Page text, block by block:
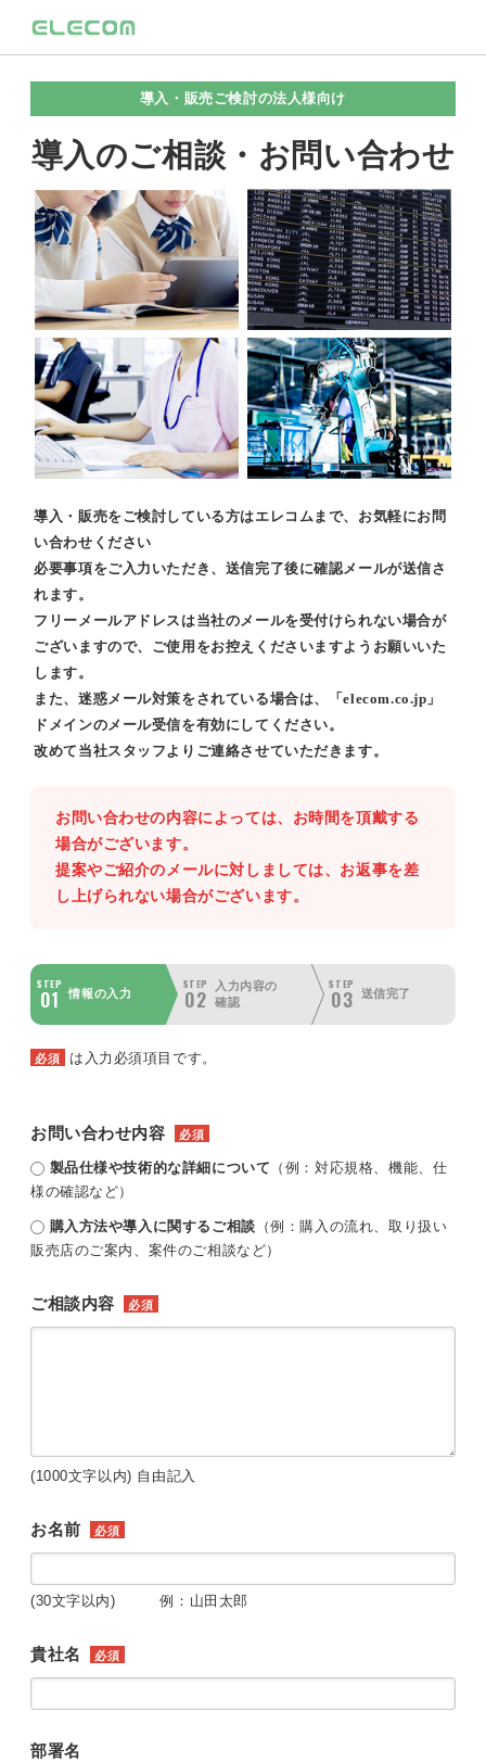
導入・販売ご検討の法人様向け
導入のご相談・お問い合わせ
導入・販売をご検討している方はエレコムまで、お気軽にお問
い合わせください
必要事項をご入力いただき、送信完了後に確認メールが送信さ
れます。
フリーメールアドレスは当社のメールを受付けられない場合が
ございますので、ご使用をお控えくださいますようお願いいた
します。
また、迷惑メール対策をされている場合は、「elecom.co.jp」
ドメインのメール受信を有効にしてください。
改めて当社スタッフよりご連絡させていただきます。
お問い合わせの内容によっては、お時間を頂戴する
場合がございます。
提案やご紹介のメールに対しましては、お返事を差
し上げられない場合がございます。
STEP
01 情報の入力
STEP
02
入力内容の
確認
STEP
03 送信完了
必須 は入力必須項目です。
お問い合わせ内容 必須
製品仕様や技術的な詳細について （例：対応規格、機能、仕
様の確認など）
購入方法や導入に関するご相談 （例：購入の流れ、取り扱い
販売店のご案内、案件のご相談など）
ご相談内容 必須
(1000文字以内) 自由記入
お名前 必須
(30文字以内) 例：山田太郎
貴社名 必須
部署名